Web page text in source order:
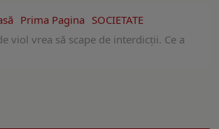
Prima Pagina SOCIETATE
viol vrea să scape de interdicții. Ce a